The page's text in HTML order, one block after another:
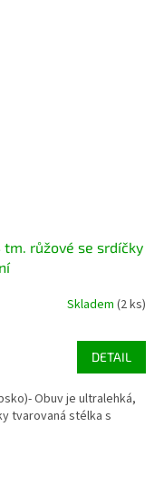
tm. růžové se srdíčky
Skladem (2 ks)
DETAIL
Obuv je ultralehká,
tvarovaná stélka s